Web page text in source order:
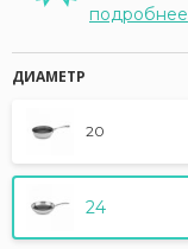
подробнее
ДИАМЕТР
20
24